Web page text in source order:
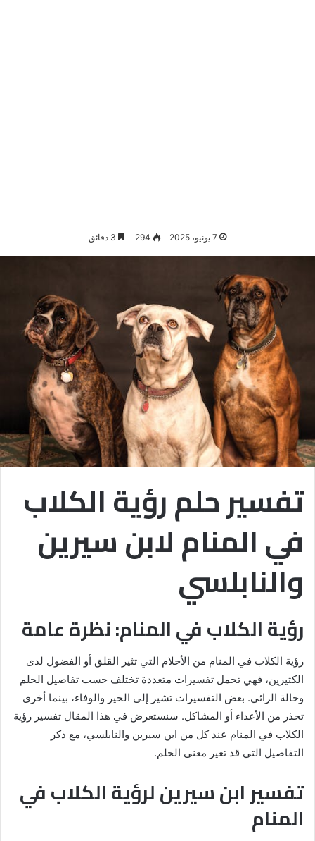
7 يونيو، 2025 294
تفسير حلم رؤية الكلاب
في المنام لابن سيرين
والنابلسي
رؤية الكلاب في المنام: نظرة عامة
رؤية الكلاب في المنام من الأحلام التي تثير القلق أو الفضول لدى
الكثيرين، فهي تحمل تفسيرات متعددة تختلف حسب تفاصيل الحلم
وحالة الرائي. بعض التفسيرات تشير إلى الخير والوفاء، بينما أخرى
تحذر من الأعداء أو المشاكل. سنستعرض في هذا المقال تفسير رؤية
الكلاب في المنام عند كل من ابن سيرين والنابلسي، مع ذكر
التفاصيل التي قد تغير معنى الحلم.
تفسير ابن سيرين لرؤية الكلاب في
المنام